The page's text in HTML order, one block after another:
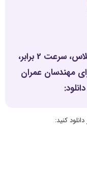
جی آی اس رو قورت بده! بدون کلاس، سرعت 2 برابر،
برای مهندسان عمران
کنید: